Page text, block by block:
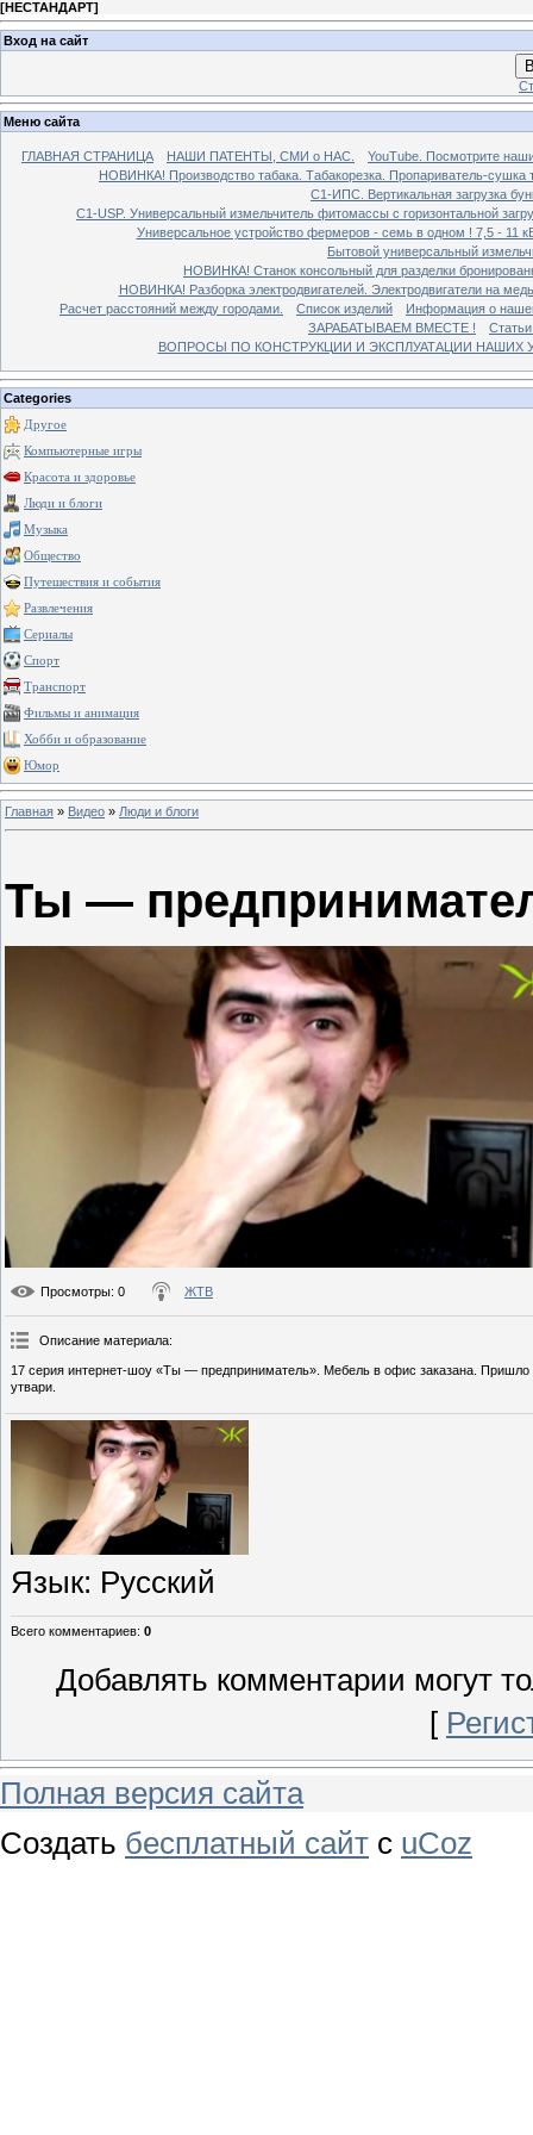
[НЕСТАНДАРТ]
Вход на сайт
Меню сайта
ГЛАВНАЯ СТРАНИЦА НАШИ ПАТЕНТЫ, СМИ о НАС.
YouTube. Посмотрите
НОВИНКА! Производство табака. Табакорезка. Пропариватель-сушка
C1-ИПС. Вертикальная загрузка
С1-USP. Универсальный измельчитель фитомассы с горизонтальной
Универсальное устройство фермеров - семь в одном ! 7,5 - 11
Бытовой универсальный
НОВИНКА! Станок консольный для разделки
НОВИНКА! Разборка электродвигателей. Электродвигатели на
Расчет расстояний между городами.
Список изделий
Информация о
ЗАРАБАТЫВАЕМ ВМЕСТЕ !
ВОПРОСЫ ПО КОНСТРУКЦИИ И ЭКСПЛУАТАЦИИ НАШИХ
Categories
Другое
Компьютерные игры
Красота и здоровье
Люди и блоги
Музыка
Общество
Путешествия и события
Развлечения
Сериалы
Спорт
Транспорт
Фильмы и анимация
Хобби и образование
Юмор
Главная » Видео » Люди и блоги
Ты —
Просмотры: 0 ЖТВ
Описание материала:
17 серия интернет-шоу «Ты — предприниматель». Мебель в офис заказана. Пришло
утвари.
Язык: Русский
Всего комментариев: 0
Добавлять комментарии могут
[
Полная версия сайта
Создать бесплатный сайт с uCoz